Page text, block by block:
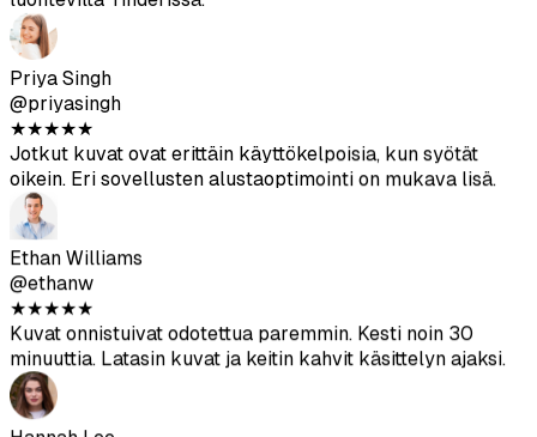
Chris Anderson
@chrisanderson
★★★ ★★
Aitouspisteytysominaisuus on todella hyödyllinen. Käytin
vain yli 80 pistettä saaneita kuvia, ja ne näyttävät
luontevilta Tinderissä.
Priya Singh
@priyasingh
★★★★★
Jotkut kuvat ovat erittäin käyttökelpoisia, kun syötät
oikein. Eri sovellusten alustaoptimointi on mukava lisä.
Ethan Williams
★★★★★
Paras 49 $, jonka olen koskaan käyttänyt
deittisovelluksiin. Katselin valokuvaajia, jotka veloittavat
yli 300 $ murto-osasta kuvia. Sain täältä 120 kuvaa, joista